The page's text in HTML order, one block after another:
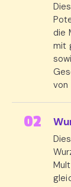
die
mit
von